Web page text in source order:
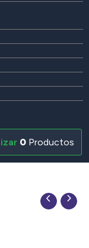
0 Productos